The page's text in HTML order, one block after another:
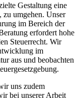
Gestaltung eine
zu umgehen. Unser
im Bereich der
erfordert hohe
Steuerrecht. Wir
im
aus und beobachten
uns zudem
bei unserer Arbeit